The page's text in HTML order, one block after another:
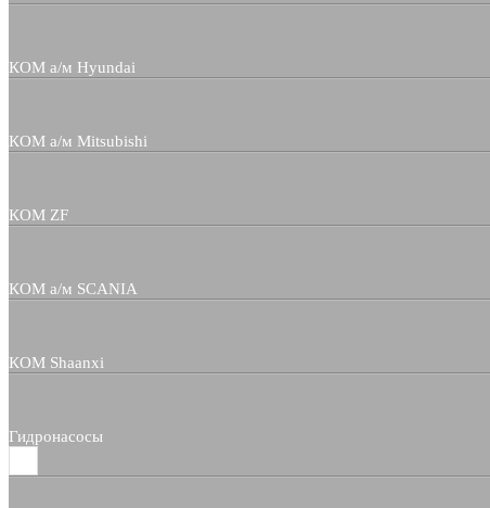
КОМ а/м Hyundai
КОМ а/м Mitsubishi
КОМ ZF
КОМ а/м SCANIA
КОМ Shaanxi
Гидронасосы